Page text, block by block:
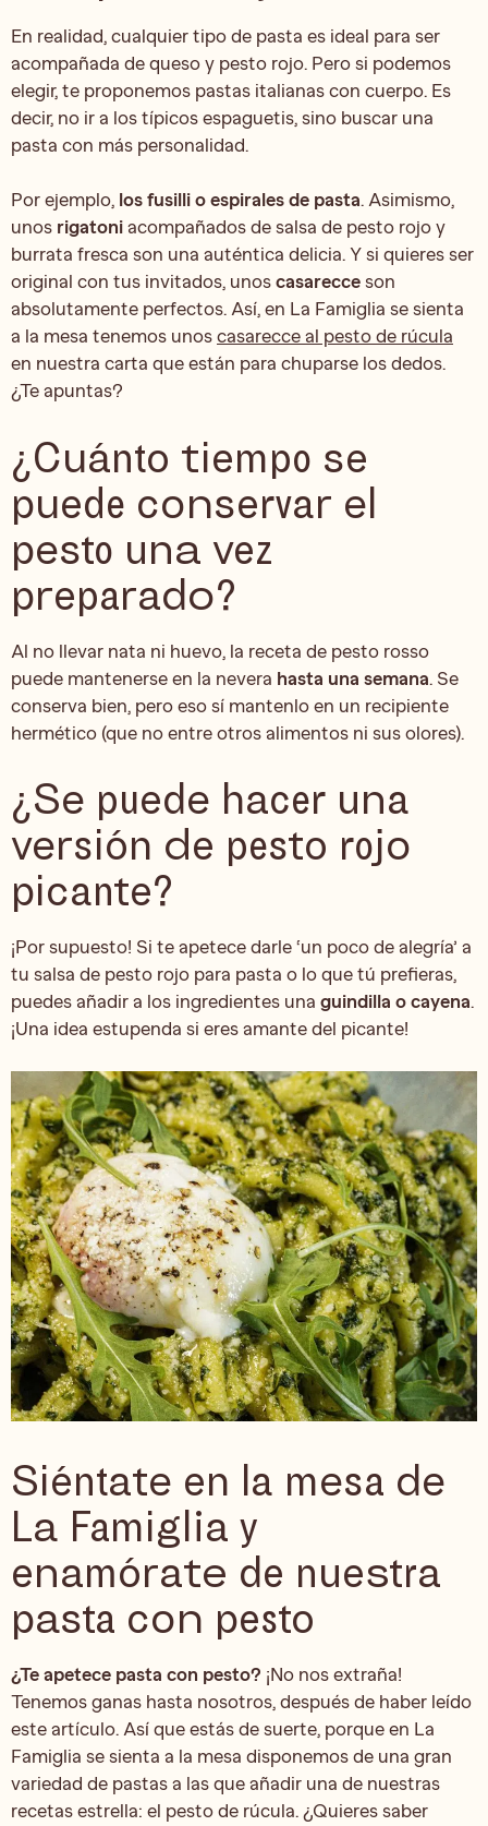
En realidad, cualquier tipo de pasta es ideal para ser
acompañada de queso y pesto rojo. Pero si podemos
elegir, te proponemos pastas italianas con cuerpo. Es
decir, no ir a los típicos espaguetis, sino buscar una
pasta con más personalidad.
Por ejemplo, los fusilli o espirales de pasta. Asimismo,
unos rigatoni acompañados de salsa de pesto rojo y
burrata fresca son una auténtica delicia. Y si quieres ser
original con tus invitados, unos casarecce son
absolutamente perfectos. Así, en La Famiglia se sienta
a la mesa tenemos unos casarecce al pesto de rúcula
en nuestra carta que están para chuparse los dedos.
¿Te apuntas?
¿Cuánto tiempo se
puede conservar el
pesto una vez
preparado?
Al no llevar nata ni huevo, la receta de pesto rosso
puede mantenerse en la nevera hasta una semana. Se
conserva bien, pero eso sí mantenlo en un recipiente
hermético (que no entre otros alimentos ni sus olores).
¿Se puede hacer una
versión de pesto rojo
picante?
¡Por supuesto! Si te apetece darle ‘un poco de alegría’ a
tu salsa de pesto rojo para pasta o lo que tú prefieras,
puedes añadir a los ingredientes una guindilla o cayena.
¡Una idea estupenda si eres amante del picante!
Siéntate en la mesa de
La Famiglia y
enamórate de nuestra
pasta con pesto
¿Te apetece pasta con pesto? ¡No nos extraña!
Tenemos ganas hasta nosotros, después de haber leído
este artículo. Así que estás de suerte, porque en La
Famiglia se sienta a la mesa disponemos de una gran
variedad de pastas a las que añadir una de nuestras
recetas estrella: el pesto de rúcula. ¿Quieres saber